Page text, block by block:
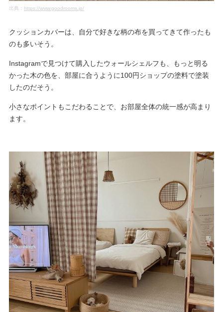
出典： https://www.goodrooms.jp/
クッションカバーは、自分で好きな柄の布を買ってきて作ったも
のも多いそう。
Instagramで見つけて購入したウォールシェルフも、もっと明る
かった木の色を、部屋に合うように100円ショップの塗料で塗装
したのだそう。
小さなポイントもこだわることで、お部屋全体の統一感が高まり
ます。